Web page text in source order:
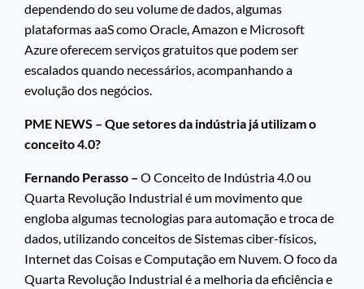
dependendo do seu volume de dados, algumas
plataformas aaS como Oracle, Amazon e Microsoft
Azure oferecem serviços gratuitos que podem ser
escalados quando necessários, acompanhando a
evolução dos negócios.
PME NEWS – Que setores da indústria já utilizam o
conceito 4.0?
Fernando Perasso – O Conceito de Indústria 4.0 ou
Quarta Revolução Industrial é um movimento que
engloba algumas tecnologias para automação e troca de
dados, utilizando conceitos de Sistemas ciber-físicos,
Internet das Coisas e Computação em Nuvem. O foco da
Quarta Revolução Industrial é a melhoria da eficiência e